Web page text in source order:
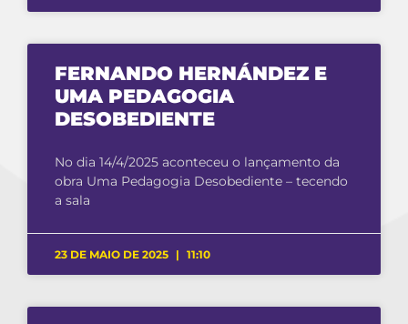
FERNANDO HERNÁNDEZ E
UMA PEDAGOGIA
DESOBEDIENTE
No dia 14/4/2025 aconteceu o lançamento da
obra Uma Pedagogia Desobediente – tecendo
a sala
23 DE MAIO DE 2025 11:10